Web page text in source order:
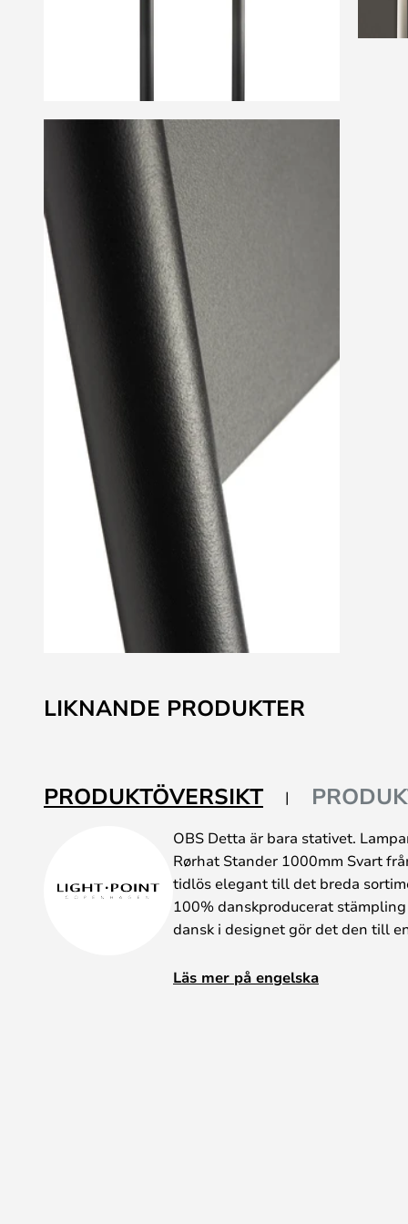
till
början
LIKNANDE PRODUKTER
PRODUKTÖVERSIKT
OBS Detta är bara stativet.
Rørhat Stander 1000mm Svart
tidlös elegant till det breda
100% danskproducerat
dansk i designet gör det den till
Rørhat Stander 1000mm Svart
Läs mer på engelska